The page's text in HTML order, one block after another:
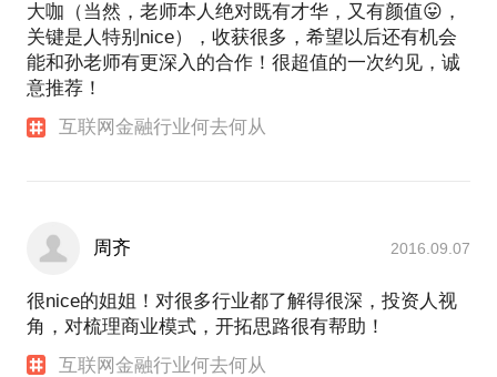
大咖（当然，老师本人绝对既有才华，又有颜值😛，
关键是人特别nice），收获很多，希望以后还有机会
能和孙老师有更深入的合作！很超值的一次约见，诚
意推荐！
互联网金融行业何去何从
周齐 2016.09.07
很nice的姐姐！对很多行业都了解得很深，投资人视
角，对梳理商业模式，开拓思路很有帮助！
互联网金融行业何去何从